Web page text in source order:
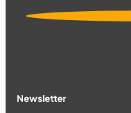
Newsletter